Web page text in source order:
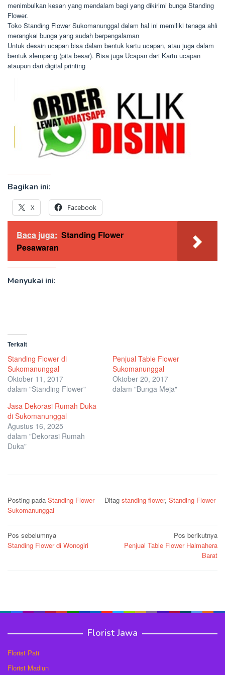
menimbulkan kesan yang mendalam bagi yang dikirimi bunga Standing
Flower.
Toko Standing Flower Sukomanunggal dalam hal ini memiliki tenaga ahli
merangkai bunga yang sudah berpengalaman
Untuk desain ucapan bisa dalam bentuk kartu ucapan, atau juga dalam
bentuk slempang (pita besar). Bisa juga Ucapan dari Kartu ucapan
ataupun dari digital printing
Bagikan ini:
X Facebook
Baca juga: Standing Flower
Pesawaran
Menyukai ini:
Terkait
Standing Flower di
Sukomanunggal
Oktober 11, 2017
dalam "Standing Flower"
Penjual Table Flower
Sukomanunggal
Oktober 20, 2017
dalam "Bunga Meja"
Jasa Dekorasi Rumah Duka
di Sukomanunggal
Agustus 16, 2025
dalam "Dekorasi Rumah
Duka"
Posting pada Standing Flower Ditag standing flower, Standing Flower
Sukomanunggal
Navigasi
pos
Pos sebelumnya
Standing Flower di Wonogiri
Pos berikutnya
Penjual Table Flower Halmahera
Barat
Florist Jawa
Florist Pati
Florist Madiun